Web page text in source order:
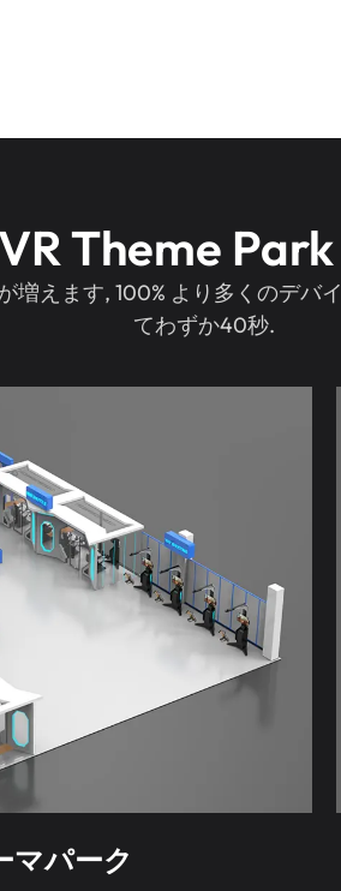
Theme
増えます, 100% より多くのデバ
てわずか40秒.
マパーク